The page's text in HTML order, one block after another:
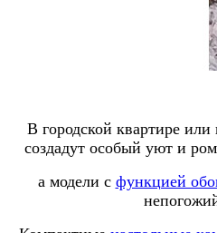
В городской квартире или
создадут особый уют и
а модели с функцией